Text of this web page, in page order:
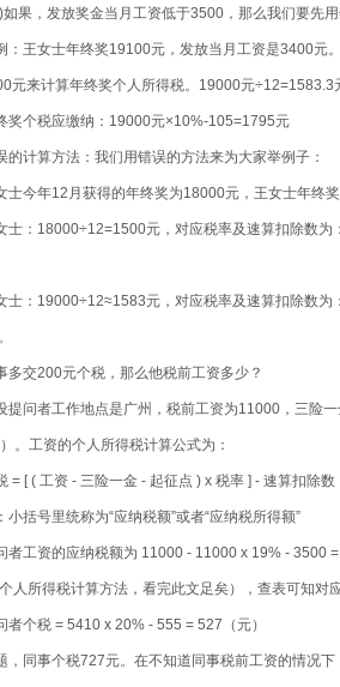
)如果，发放奖金当月工资低于3500 ，那么我们要先
：王女士年终奖19100元，发放当月工资是3400元
元来计算年终奖个人所得税。 19000元÷12=1583.3
奖个税应缴纳： 19000元×10%-105=1795元
的计算方法：我们用错误的方法来为大家举例子：
士今年12 月获得的年终奖为18000元，王女士年终
士： 18000÷12=1500元，对应税率及速算扣除数为：
士： 19000÷12≈1583元，对应税率及速算扣除数为：
多交200元个税，那么他税前工资多少？
提问者工作地点是广州，税前工资为11000 ，三险
）。工资的个人所得税计算公式为：
= [ ( 工资 - 三险一金 - 起征点 ) x 税率 ] - 速算扣除数
小括号里统称为“应纳税额”或者“应纳税所得额”
者工资的应纳税额为 11000 - 11000 x 19% - 3500
人所得税计算方法，看完此文足矣），查表可知对
者个税 = 5410 x 20% - 555 = 527 （元）
，同事个税727元。在不知道同事税前工资的情况